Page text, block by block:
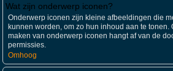
Wat zijn onderwerp iconen?
Onderwerp iconen zijn kleine afbeeldingen die
kunnen worden, om zo hun inhoud aan te tonen.
maken van onderwerp iconen hangt af van de
permissies.
Omhoog